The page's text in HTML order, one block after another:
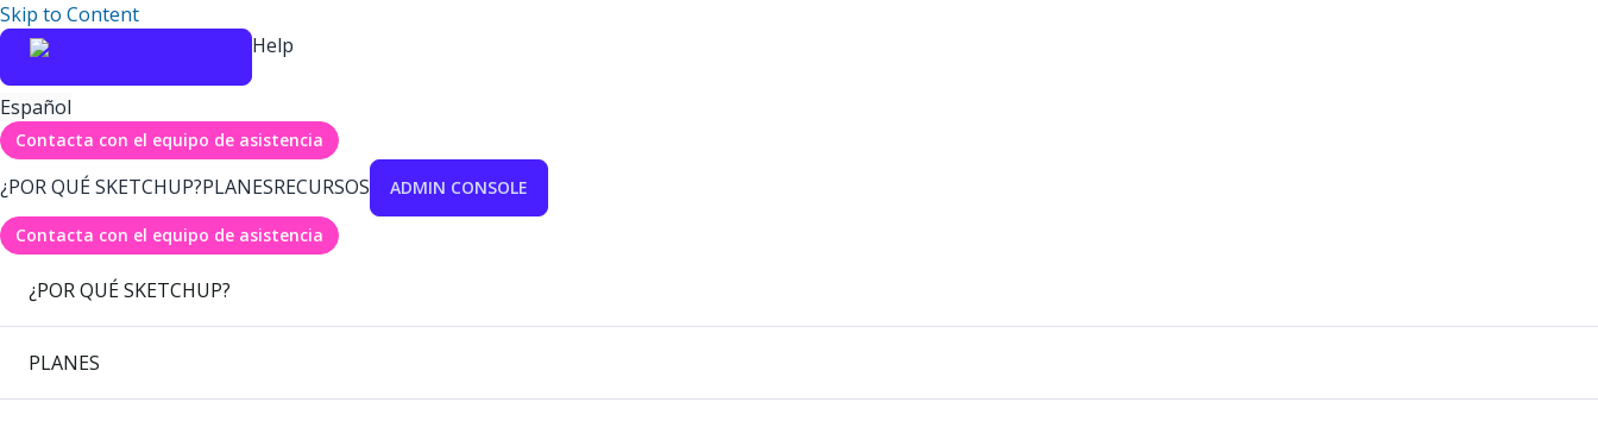
Skip to Content
Help
Español
Contacta con el equipo de asistencia
¿POR QUÉ SKETCHUP?PLANESRECURSOS ADMIN CONSOLE
Contacta con el equipo de asistencia
¿POR QUÉ SKETCHUP?
PLANES